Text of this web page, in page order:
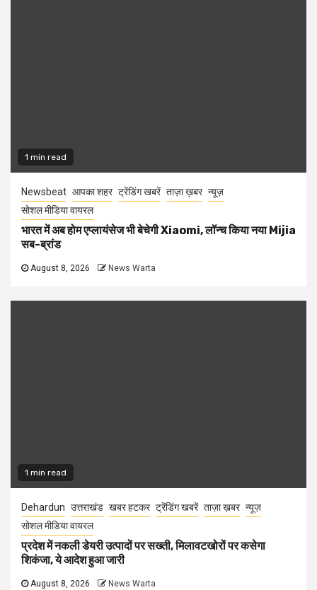
1 min read
Newsbeat आपका शहर ट्रेंडिंग खबरें ताज़ा ख़बर न्यूज़
सोशल मीडिया वायरल
भारत में अब होम एप्लायंसेज भी बेचेगी Xiaomi, लॉन्च किया नया Mijia
सब-ब्रांड
August 8, 2026 News Warta
1 min read
Dehardun उत्तराखंड खबर हटकर ट्रेंडिंग खबरें ताज़ा ख़बर न्यूज़
सोशल मीडिया वायरल
प्रदेश में नकली डेयरी उत्पादों पर सख्ती, मिलावटखोरों पर कसेगा
शिकंजा, ये आदेश हुआ जारी
August 8, 2026 News Warta